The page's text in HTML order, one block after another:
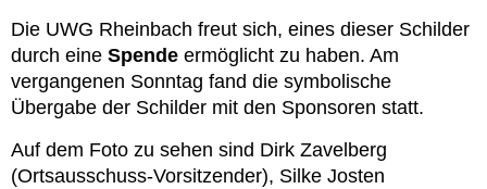
Die UWG Rheinbach freut sich, eines dieser Schilder
durch eine Spende ermöglicht zu haben. Am
vergangenen Sonntag fand die symbolische
Übergabe der Schilder mit den Sponsoren statt.
Auf dem Foto zu sehen sind Dirk Zavelberg
(Ortsausschuss-Vorsitzender), Silke Josten